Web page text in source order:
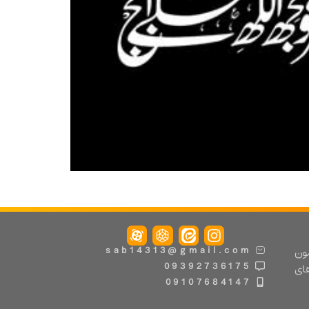
sab14313@gmail.com
09392736175
09107684147